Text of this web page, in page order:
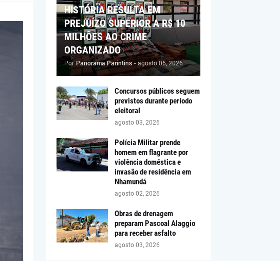
HISTÓRIA RESULTA EM
PREJUÍZO SUPERIOR A R$ 10
MILHÕES AO CRIME
ORGANIZADO
Por Panorama Parintins - agosto 06, 2026
Concursos públicos seguem
previstos durante período
eleitoral
agosto 03, 2026
Polícia Militar prende
homem em flagrante por
violência doméstica e
invasão de residência em
Nhamundá
agosto 02, 2026
Obras de drenagem
preparam Pascoal Alaggio
para receber asfalto
agosto 03, 2026